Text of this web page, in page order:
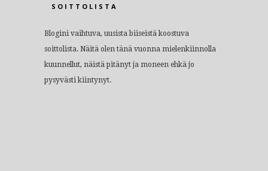
SOITTOLISTA
Blogini vaihtuva, uusista biiseistä koostuva
soittolista. Näitä olen tänä vuonna mielenkiinnolla
kuunnellut, näistä pitänyt ja moneen ehkä jo
pysyvästi kiintynyt.